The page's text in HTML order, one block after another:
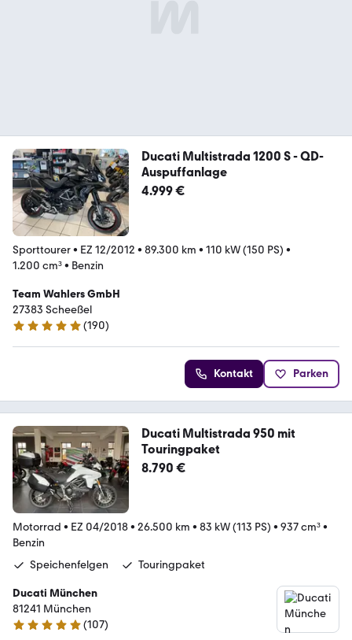
Ducati Multistrada 1200 S - QD-
Auspuffanlage
4.999 €
Sporttourer• EZ 12/2012 • 89.300 km • 110 kW (150 PS) •
1.200 cm³• Benzin
Team Wahlers GmbH
27383 Scheeßel
4.9 Sterne
(190)
Kontakt Parken
Ducati Multistrada 950 mit
Touringpaket
8.790 €
Motorrad • EZ 04/2018• 26.500 km • 83 kW (113 PS) • 937 cm³•
Benzin
Speichenfelgen
Touringpaket
Ducati München
81241 München
5 Sterne
(107)